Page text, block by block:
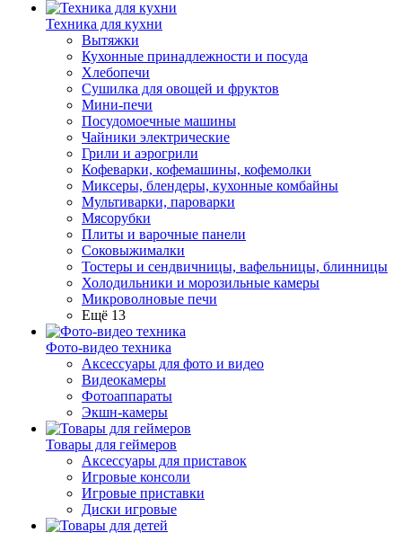
Техника для кухни
Вытяжки
Кухонные принадлежности и посуда
Хлебопечи
Сушилка для овощей и фруктов
Мини-печи
Посудомоечные машины
Чайники электрические
Грили и аэрогрили
Кофеварки, кофемашины, кофемолки
Миксеры, блендеры, кухонные комбайны
Мультиварки, пароварки
Мясорубки
Плиты и варочные панели
Соковыжималки
Тостеры и сендвичницы, вафельницы, блинницы
Холодильники и морозильные камеры
Микроволновые печи
Ещё 13
Фото-видео техника
Аксессуары для фото и видео
Видеокамеры
Фотоаппараты
Экшн-камеры
Товары для геймеров
Аксессуары для приставок
Игровые консоли
Игровые приставки
Диски игровые